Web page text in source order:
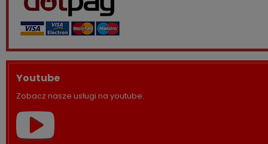
Youtube
Zobacz nasze usługi na youtube.